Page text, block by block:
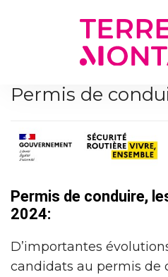
Permis de
Permis de conduire,
2024:
D’importantes
candidats au permis de